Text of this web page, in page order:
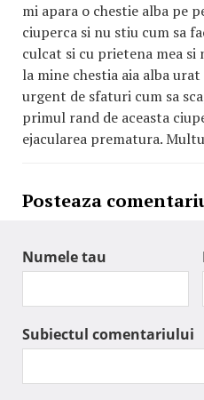
mi apara o chestie alba pe
ciuperca si nu stiu cum sa
culcat si cu prietena mea si
la mine chestia aia alba
urgent de sfaturi cum sa
primul rand de aceasta
ejacularea prematura.
Posteaza
Numele tau
Subiectul comentariului